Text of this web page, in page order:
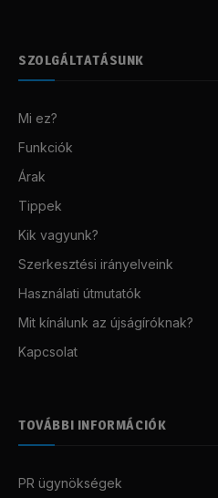
SZOLGÁLTATÁSUNK
Mi ez?
Funkciók
Árak
Tippek
Kik vagyunk?
Szerkesztési irányelveink
Használati útmutatók
Mit kínálunk az újságíróknak?
Kapcsolat
TOVÁBBI INFORMÁCIÓK
PR ügynökségek